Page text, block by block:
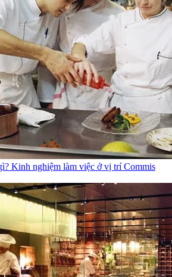
Kinh nghiệm làm việc ở vị trí Commis